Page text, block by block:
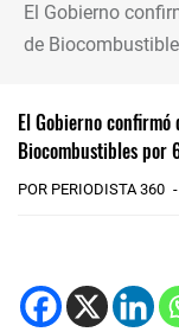
El Gobierno
de
El Gobierno
Biocombustibles por
POR PERIODISTA 360